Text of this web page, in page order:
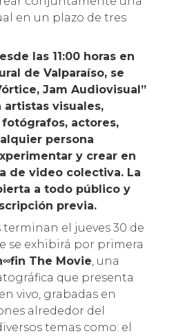
en un plazo de tres
las 11:00 horas en
de Valparaíso, se
Jam Audiovisual”
artistas visuales,
actores,
persona
y crear en
de video colectiva. La
a todo público y
previa.
terminan el jueves 30 de
se exhibirá por primera
The Movie , una
que presenta
vivo, grabadas en
alrededor del
temas como: el